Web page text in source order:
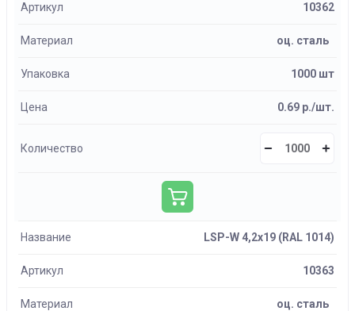
Артикул 10362
Материал оц. сталь
Упаковка 1000 шт
Цена 0.69 р./шт.
Количество
Название LSP-W 4,2х19 (RAL 1014)
Артикул 10363
Материал оц. сталь